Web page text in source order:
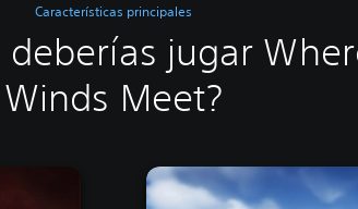
Características principales
deberías jugar
Winds Meet?